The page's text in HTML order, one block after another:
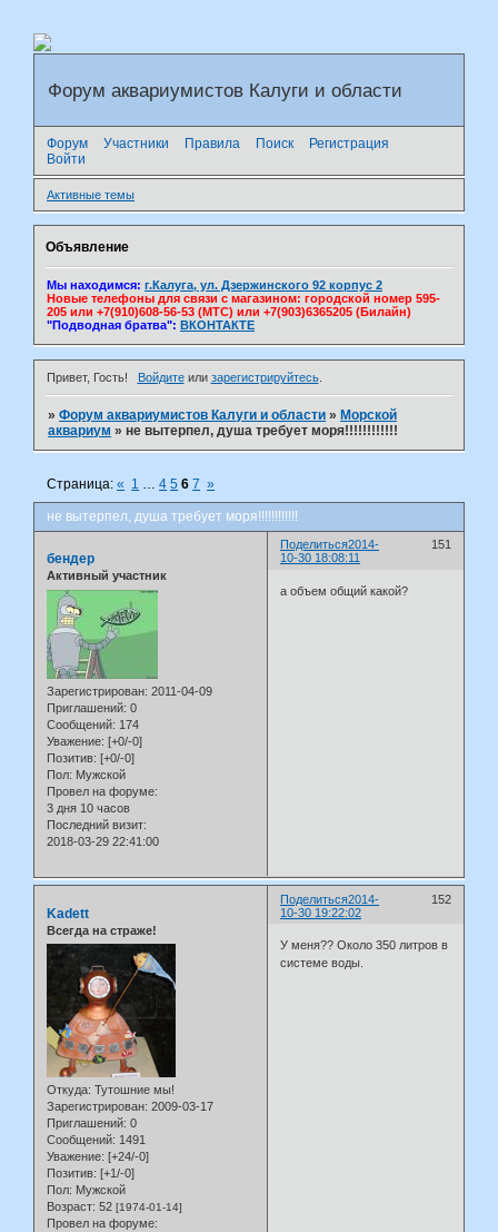
Форум аквариумистов Калуги и области
Форум Участники Правила Поиск
Регистрация
Войти
Активные темы
Объявление
Мы находимся: г.Калуга, ул. Дзержинского 92 корпус 2
Новые телефоны для связи с магазином: городской номер 595-
205 или +7(910)608-56-53 (МТС) или +7(903)6365205 (Билайн)
"Подводная братва": ВКОНТАКТЕ
Привет, Гость! Войдитеили зарегистрируйтесь.
»Форум аквариумистов Калуги и области » Морской
аквариум »не вытерпел, душа требует моря!!!!!!!!!!!!
не вытерпел, душа требует моря!!!!!!!!!!!!
Страница:« 1 … 4 5 6 7 »
Поделиться 151
2014-
10-30 18:08:11
бендер
Активный участник
Зарегистрирован: 2011-04-09
Приглашений: 0
Сообщений: 174
Уважение: [+0/-0]
Позитив: [+0/-0]
Пол: Мужской
Провел на форуме:
3 дня 10 часов
Последний визит:
2018-03-29 22:41:00
а объем общий какой?
Поделиться 152
2014-
10-30 19:22:02
Kadett
Всегда на страже!
Откуда: Тутошние мы!
Зарегистрирован: 2009-03-17
Приглашений: 0
Сообщений: 1491
Уважение: [+24/-0]
Позитив: [+1/-0]
Пол: Мужской
Возраст: 52 [1974-01-14]
Провел на форуме:
У меня?? Около 350 литров в
системе воды.